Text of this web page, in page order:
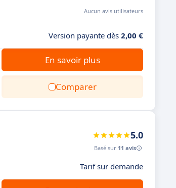
Aucun avis utilisateurs
Version payante dès 2,00 €
En savoir plus
Comparer
5.0
Basé sur 11 avis
Tarif sur demande